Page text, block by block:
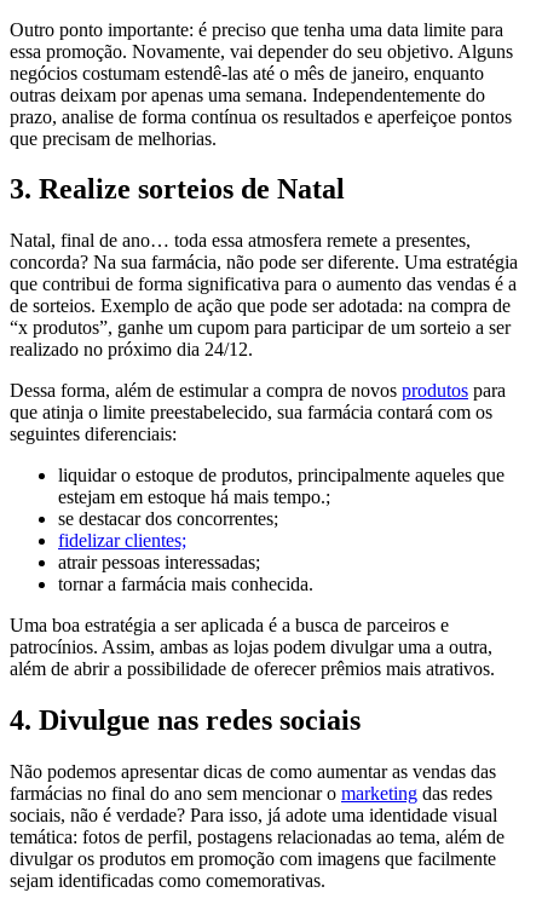
Outro ponto importante: é preciso que tenha uma data limite para
essa promoção. Novamente, vai depender do seu objetivo. Alguns
negócios costumam estendê-las até o mês de janeiro, enquanto
outras deixam por apenas uma semana. Independentemente do
prazo, analise de forma contínua os resultados e aperfeiçoe pontos
que precisam de melhorias.
3. Realize sorteios de Natal
Natal, final de ano… toda essa atmosfera remete a presentes,
concorda? Na sua farmácia, não pode ser diferente. Uma estratégia
que contribui de forma significativa para o aumento das vendas é a
de sorteios. Exemplo de ação que pode ser adotada: na compra de
“x produtos”, ganhe um cupom para participar de um sorteio a ser
realizado no próximo dia 24/12.
Dessa forma, além de estimular a compra de novos produtos para
que atinja o limite preestabelecido, sua farmácia contará com os
seguintes diferenciais:
liquidar o estoque de produtos, principalmente aqueles que
estejam em estoque há mais tempo.;
se destacar dos concorrentes;
fidelizar clientes;
atrair pessoas interessadas;
tornar a farmácia mais conhecida.
Uma boa estratégia a ser aplicada é a busca de parceiros e
patrocínios. Assim, ambas as lojas podem divulgar uma a outra,
além de abrir a possibilidade de oferecer prêmios mais atrativos.
4. Divulgue nas redes sociais
Não podemos apresentar dicas de como aumentar as vendas das
farmácias no final do ano sem mencionar o marketing das redes
sociais, não é verdade? Para isso, já adote uma identidade visual
temática: fotos de perfil, postagens relacionadas ao tema, além de
divulgar os produtos em promoção com imagens que facilmente
sejam identificadas como comemorativas.